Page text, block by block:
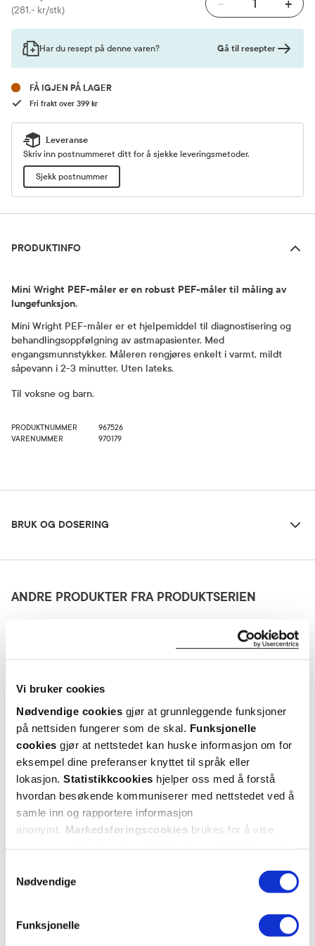
Vi bruker cookies
Nødvendige cookies gjør at grunnleggende funksjoner
på nettsiden fungerer som de skal. Funksjonelle
cookies gjør at nettstedet kan huske informasjon om for
eksempel dine preferanser knyttet til språk eller
lokasjon. Statistikkcookies hjelper oss med å forstå
hvordan besøkende kommuniserer med nettstedet ved å
samle inn og rapportere informasjon
anonymt. Markedsføringscookies brukes for å vise
Nødvendige
Funksjonelle
Pris
(281,- kr/stk) - +
Har du resept på denne varen? Gå til resepter
FÅ IGJEN PÅ LAGER
Fri frakt over 399 kr
Leveranse
Skriv inn postnummeret ditt for å sjekke leveringsmetoder.
Sjekk postnummer
PRODUKTINFO
Mini Wright PEF-måler er en robust PEF-måler til måling av
lungefunksjon.
Mini Wright PEF-måler er et hjelpemiddel til diagnostisering og
behandlingsoppfølgning av astmapasienter. Med
engangsmunnstykker. Måleren rengjøres enkelt i varmt, mildt
såpevann i 2-3 minutter. Uten lateks.
Til voksne og barn.
PRODUKTNUMMER
967526
VARENUMMER
970179
BRUK OG DOSERING
Rom (15-25 grader)
ANDRE PRODUKTER FRA PRODUKTSERIEN
Hent resepter for deg selv eller barnet
ditt
Logg inn med BankID eller annen eID og få sikker
tilgang til alle dine resepter
Velg hvilke resepter du vil hente ut og hvordan du vil
ha dem levert
Få dine resepter levert raskt og trygt på avtalt måte
Kom i gang
Mer om reseptvarer